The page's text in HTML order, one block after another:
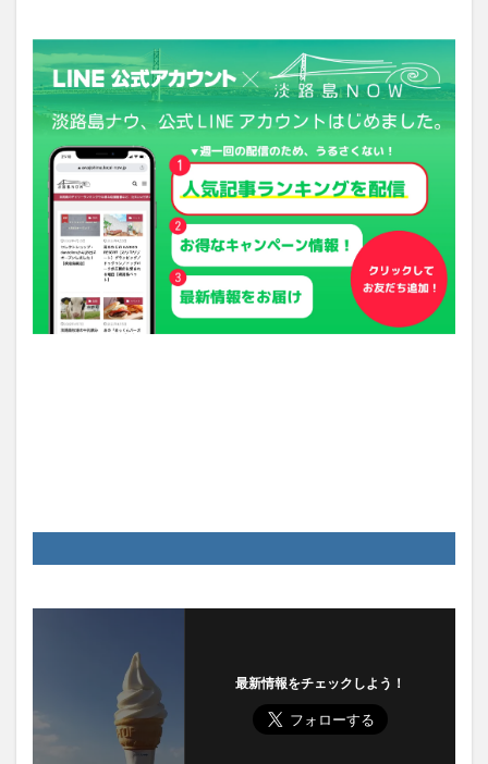
最新情報をチェックしよう！